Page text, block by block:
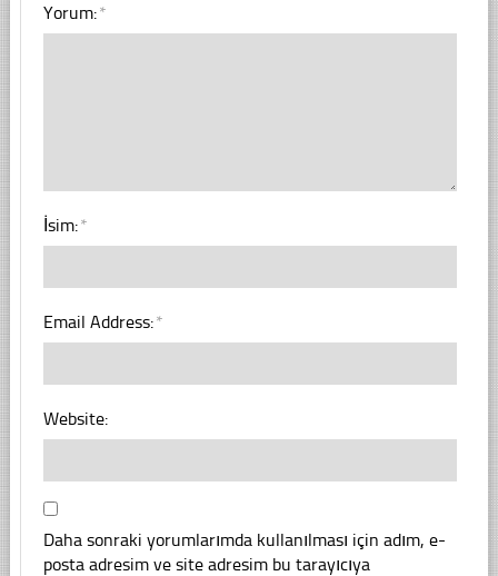
Yorum:*
İsim:*
Email Address:*
Website:
Daha sonraki yorumlarımda kullanılması için adım, e-
posta adresim ve site adresim bu tarayıcıya